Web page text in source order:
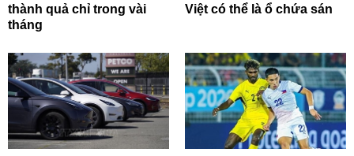
thành quả chỉ trong vài
tháng
Việt có thể là ổ chứa sán